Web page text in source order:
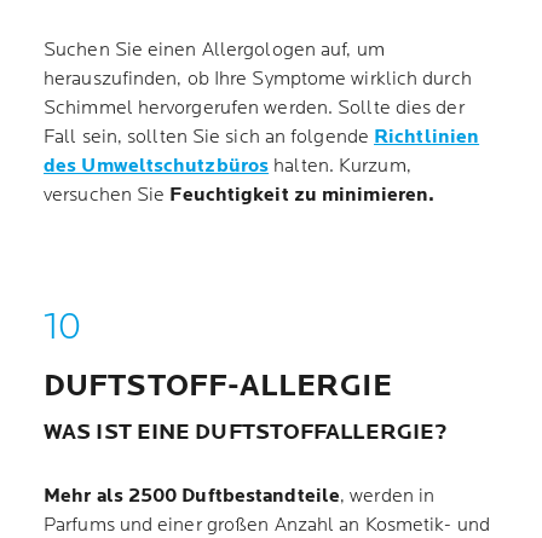
Suchen Sie einen Allergologen auf, um
herauszufinden, ob Ihre Symptome wirklich durch
Schimmel hervorgerufen werden. Sollte dies der
Fall sein, sollten Sie sich an folgende Richtlinien
des Umweltschutzbüros halten. Kurzum,
versuchen Sie Feuchtigkeit zu minimieren.
DUFTSTOFF-ALLERGIE
WAS IST EINE DUFTSTOFFALLERGIE?
Mehr als 2500 Duftbestandteile, werden in
Parfums und einer großen Anzahl an Kosmetik- und